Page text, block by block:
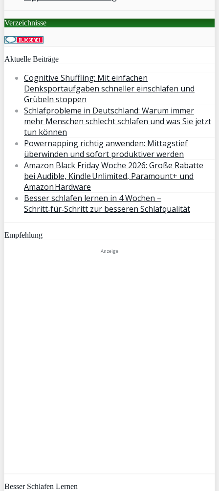
Verzeichnisse
Aktuelle Beiträge
Cognitive Shuffling: Mit einfachen
Denksportaufgaben schneller einschlafen und
Grübeln stoppen
Schlafprobleme in Deutschland: Warum immer
mehr Menschen schlecht schlafen und was Sie jetzt
tun können
Powernapping richtig anwenden: Mittagstief
überwinden und sofort produktiver werden
Amazon Black Friday Woche 2026: Große Rabatte
bei Audible, Kindle Unlimited, Paramount+ und
Amazon Hardware
Besser schlafen lernen in 4 Wochen –
Schritt‑für‑Schritt zur besseren Schlafqualität
Empfehlung
Anzeige
Besser Schlafen Lernen